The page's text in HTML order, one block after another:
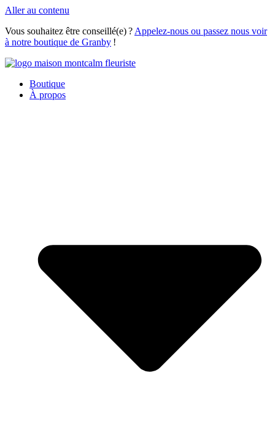
Aller au contenu
Vous souhaitez être conseillé(e) ? Appelez-nous ou passez nous voir
à notre boutique de Granby !
Boutique
À propos